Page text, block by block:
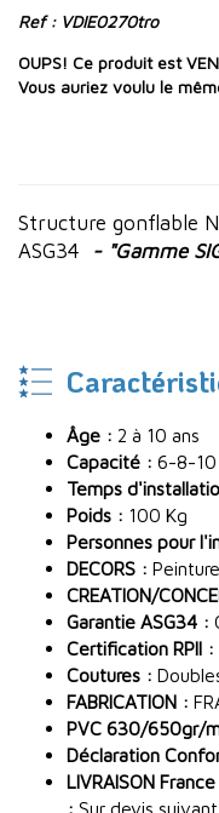
Ref : VDIE0270tro
OUPS! Ce produit est
Vous auriez voulu le
Structure gonflable
ASG34 - "Gamme
Âge : 2 à 10 ans
Capacité : 6-8-10
Temps
Poids : 100 Kg
Personnes pour
DECORS :
CREATION/
Garantie ASG34 :
Certification RPII :
Coutures :
FABRICATION :
PVC 630/650gr/
Déclaration
LIVRAISON
: Sur devis